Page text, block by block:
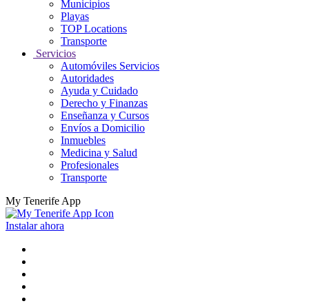
Municipios
Playas
TOP Locations
Transporte
Servicios
Automóviles Servicios
Autoridades
Ayuda y Cuidado
Derecho y Finanzas
Enseñanza y Cursos
Envíos a Domicilio
Inmuebles
Medicina y Salud
Profesionales
Transporte
My Tenerife App
Instalar ahora